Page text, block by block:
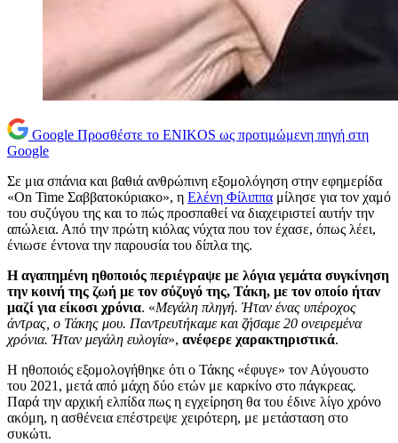
Google Προσθέστε το ENIKOS ως προτιμώμενη πηγή στη
Google
Σε μια σπάνια και βαθιά ανθρώπινη εξομολόγηση στην εφημερίδα
«On Time Σαββατοκύριακο», η Ελένη Φίλιππα μίλησε για τον χαμό
του συζύγου της και το πώς προσπαθεί να διαχειριστεί αυτήν την
απώλεια. Από την πρώτη κιόλας νύχτα που τον έχασε, όπως λέει,
ένιωσε έντονα την παρουσία του δίπλα της.
Η αγαπημένη ηθοποιός περιέγραψε με λόγια γεμάτα συγκίνηση
την κοινή της ζωή με τον σύζυγό της, Τάκη, με τον οποίο ήταν
μαζί για είκοσι χρόνια. «Μεγάλη πληγή. Ήταν ένας υπέροχος
άντρας, ο Τάκης μου. Παντρευτήκαμε και ζήσαμε 20 ονειρεμένα
χρόνια. Ήταν μεγάλη ευλογία», ανέφερε χαρακτηριστικά.
Η ηθοποιός εξομολογήθηκε ότι ο Τάκης «έφυγε» τον Αύγουστο
του 2021, μετά από μάχη δύο ετών με καρκίνο στο πάγκρεας.
Παρά την αρχική ελπίδα πως η εγχείρηση θα του έδινε λίγο χρόνο
ακόμη, η ασθένεια επέστρεψε χειρότερη, με μετάσταση στο
συκώτι.